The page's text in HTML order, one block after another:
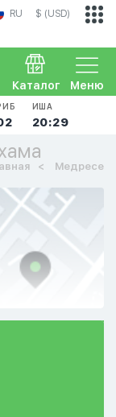
RU $ (USD)
Меню
Каталог
ИША
20:29
Медресе